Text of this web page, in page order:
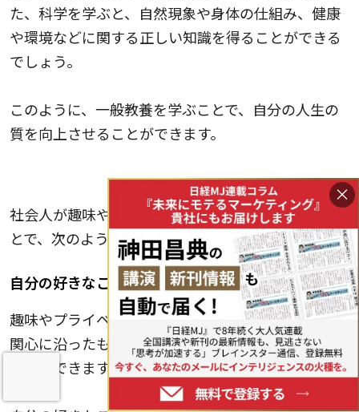
た、科学を学ぶと、自然現象や身体の仕組み、健康
や環境などに関する正しい知識を得ることができる
でしょう。
このように、一般教養を学ぶことで、自分の人生の
質を向上させることができます。
趣味やプライベートに関わる勉強
社会人が趣味やプライベートに関わる勉強をするこ
とで、次のようなメリットがあります。
自分の好きなことに没頭できる
趣味やプライベートに関わる勉強は、自分の興味や
関心に沿ったものを選べるので、楽しみながら学ぶ
ことができます。
×